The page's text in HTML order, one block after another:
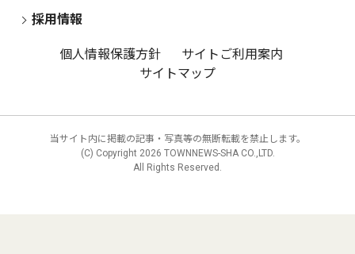
採用情報
個人情報保護方針
サイトご利用案内
サイトマップ
当サイト内に掲載の記事・写真等の無断転載を禁止します。
(C) Copyright 2026 TOWNNEWS-SHA CO.,LTD.
All Rights Reserved.